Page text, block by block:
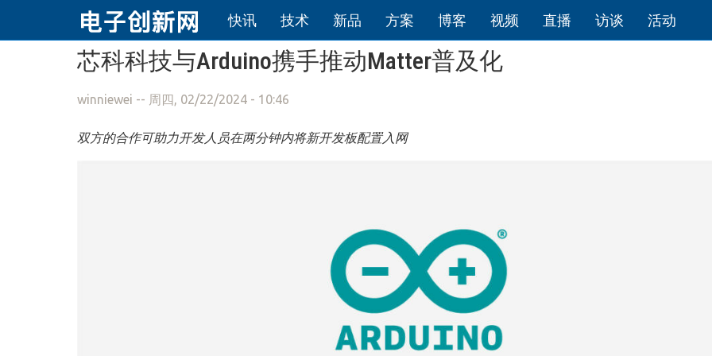
跳转到主要内容
快讯 技术 新品 方案 博客 视频 直播 访谈 活动
芯科科技与Arduino携手推动Matter普及化
winniewei -- 周四, 02/22/2024 - 10:46
双方的合作可助力开发人员在两分钟内将新开发板配置入网